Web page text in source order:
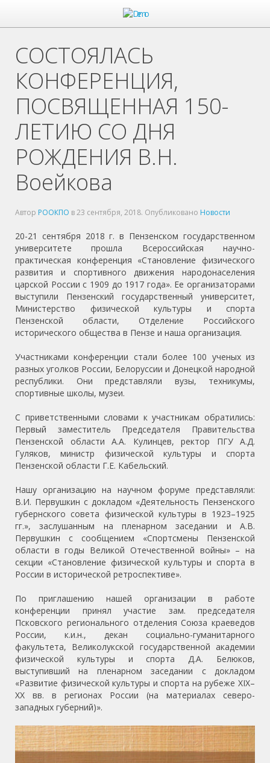
СОСТОЯЛАСЬ
КОНФЕРЕНЦИЯ,
ПОСВЯЩЕННАЯ 150-
ЛЕТИЮ СО ДНЯ
РОЖДЕНИЯ В.Н.
Воейкова
Автор РООКПО в23 сентября, 2018. Опубликовано Новости
20-21 сентября 2018 г. в Пензенском государственном
университете прошла Всероссийская научно-
практическая конференция «Становление физического
развития и спортивного движения народонаселения
царской России с 1909 до 1917 года». Ее организаторами
выступили Пензенский государственный университет,
Министерство физической культуры и спорта
Пензенской области, Отделение Российского
исторического общества в Пензе и наша организация.
Участниками конференции стали более 100 ученых из
разных уголков России, Белоруссии и Донецкой народной
республики. Они представляли вузы, техникумы,
спортивные школы, музеи.
С приветственными словами к участникам обратились:
Первый заместитель Председателя Правительства
Пензенской области А.А. Кулинцев, ректор ПГУ А.Д.
Гуляков, министр физической культуры и спорта
Пензенской области Г.Е. Кабельский.
Нашу организацию на научном форуме представляли:
В.И. Первушкин с докладом «Деятельность Пензенского
губернского совета физической культуры в 1923–1925
гг.», заслушанным на пленарном заседании и А.В.
Первушкин с сообщением «Спортсмены Пензенской
области в годы Великой Отечественной войны» – на
секции «Становление физической культуры и спорта в
России в исторической ретроспективе».
По приглашению нашей организации в работе
конференции принял участие зам. председателя
Псковского регионального отделения Союза краеведов
России, к.и.н., декан социально-гуманитарного
факультета, Великолукской государственной академии
физической культуры и спорта Д.А. Белюков,
выступивший на пленарном заседании с докладом
«Развитие физической культуры и спорта на рубеже XIX–
ХХ вв. в регионах России (на материалах северо-
западных губерний)».